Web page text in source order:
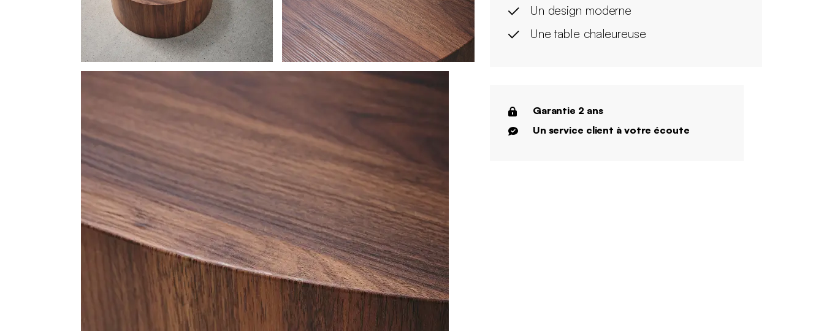
Un design moderne
Une table chaleureuse
Garantie 2 ans
Un service client à votre écoute